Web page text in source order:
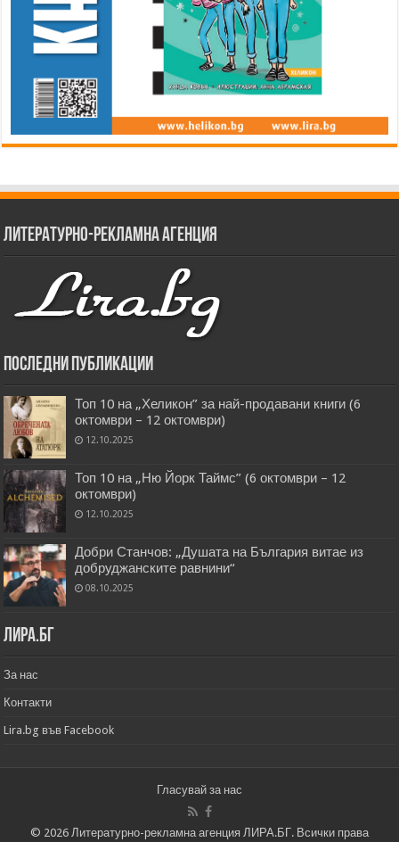
Литературно-рекламна агенция
Последни публикации
Топ 10 на „Хеликон” за най-продавани книги (6
октомври – 12 октомври)
12.10.2025
Топ 10 на „Ню Йорк Таймс” (6 октомври – 12
октомври)
12.10.2025
Добри Станчов: „Душата на България витае из
добруджанските равнини“
08.10.2025
Лира.бг
За нас
Контакти
Lira.bg във Facebook
Гласувай за нас
© 2026 Литературно-рекламна агенция ЛИРА.БГ. Всички права